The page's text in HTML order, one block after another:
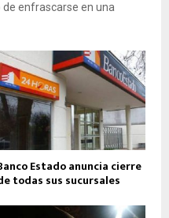
de enfrascarse en una
Estado anuncia cierre
todas sus sucursales